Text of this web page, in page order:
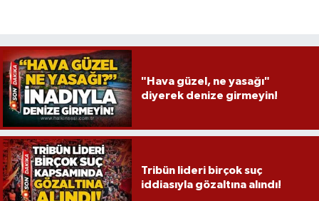
"Hava güzel, ne yasağı"
diyerek denize girmeyin!
Tribün lideri birçok suç
iddiasıyla gözaltına alındı!
Sağlık
SİYASET
Spor
Ulusal